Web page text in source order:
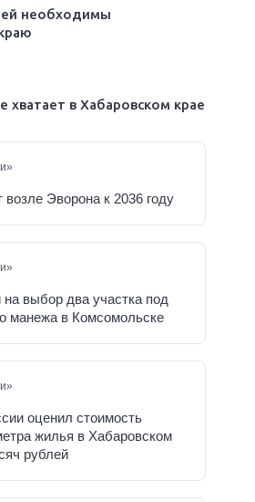
необходимы
хватает в Хабаровском крае
Эворона к 2036 году
выбор два участка под
манежа в Комсомольске
оценил стоимость
жилья в Хабаровском
рублей